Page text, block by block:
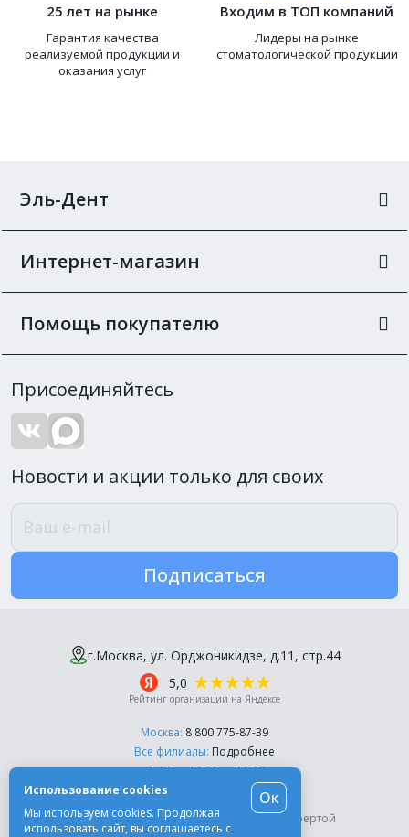
25 лет на рынке
Гарантия качества
реализуемой продукции и
оказания услуг
Входим в ТОП компаний
Лидеры на рынке
стоматологической продукции
Эль-Дент
Интернет-магазин
Помощь покупателю
Присоединяйтесь
Новости и акции только для своих
Подписаться
© Компания «Эль-Дент», 2003-2026
Цены на сайте не являются публичной офертой
г.Москва, ул. Орджоникидзе, д.11, стр.44
5,0
Рейтинг организации на Яндексе
Москва: 8 800 775-87-39
Все филиалы: Подробнее
Пн-Пт, с 10:00 до 18:00
Использование cookies
Мы используем cookies. Продолжая
использовать сайт, вы соглашаетесь с
Ок